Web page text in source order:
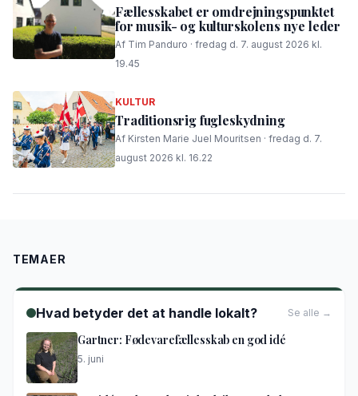
Fællesskabet er omdrejningspunktet
for musik- og kulturskolens nye leder
Af Tim Panduro · fredag d. 7. august 2026 kl.
19.45
KULTUR
Traditionsrig fugleskydning
Af Kirsten Marie Juel Mouritsen · fredag d. 7.
august 2026 kl. 16.22
TEMAER
Hvad betyder det at handle lokalt? Se alle →
Gartner: Fødevarefællesskab en god idé
5. juni